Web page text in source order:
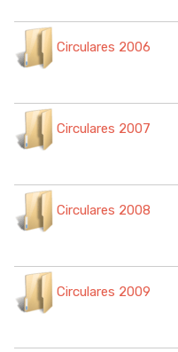
Circulares 2006
Circulares 2007
Circulares 2008
Circulares 2009